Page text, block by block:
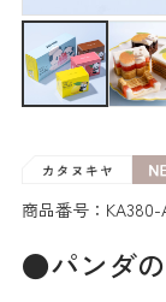
商品番号：KA380-
●パンダ